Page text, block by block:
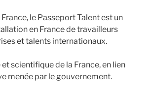
le Passeport Talent est un
en France de travailleurs
et talents internationaux.
scientifique de la France, en lien
menée par le gouvernement.